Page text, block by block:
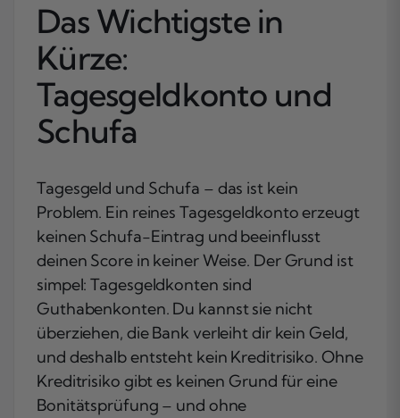
Das Wichtigste in
Kürze:
Tagesgeldkonto und
Schufa
Tagesgeld und Schufa – das ist kein
Problem. Ein reines Tagesgeldkonto erzeugt
keinen Schufa-Eintrag und beeinflusst
deinen Score in keiner Weise. Der Grund ist
simpel: Tagesgeldkonten sind
Guthabenkonten. Du kannst sie nicht
überziehen, die Bank verleiht dir kein Geld,
und deshalb entsteht kein Kreditrisiko. Ohne
Kreditrisiko gibt es keinen Grund für eine
Bonitätsprüfung – und ohne